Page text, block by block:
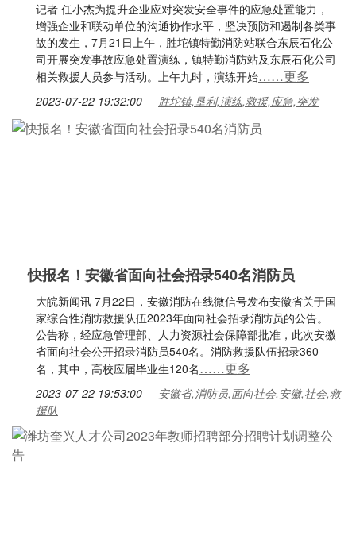
记者 任小杰为提升企业应对突发安全事件的应急处置能力，
增强企业和联动单位的沟通协作水平，坚决预防和遏制各类事
故的发生，7月21日上午，胜坨镇特勤消防站联合东辰石化公
司开展突发事故应急处置演练，镇特勤消防站及东辰石化公司
相关救援人员参与活动。上午九时，演练开始……更多
2023-07-22 19:32:00 胜坨镇,垦利,演练,救援,应急,突发
快报名！安徽省面向社会招录540名消防员
大皖新闻讯 7月22日，安徽消防在线微信号发布安徽省关于国
家综合性消防救援队伍2023年面向社会招录消防员的公告。
公告称，经应急管理部、人力资源社会保障部批准，此次安徽
省面向社会公开招录消防员540名。消防救援队伍招录360
名，其中，高校应届毕业生120名……更多
2023-07-22 19:53:00
安徽省,消防员,面向社会,安徽,社会,救
援队